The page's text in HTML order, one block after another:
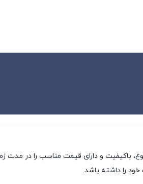
باکیفیت و دارای قیمت مناسب را در
را داشته باشد.